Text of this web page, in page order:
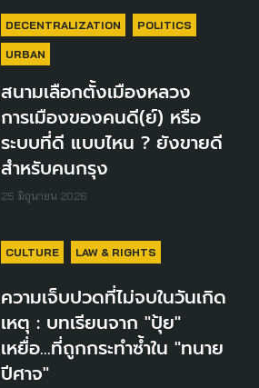
DECENTRALIZATION POLITICS
URBAN
สนามเลือกตั้งเมืองหลวง
การเมืองของคนดี(ย์) หรือ
ระบบที่ดี แบบไหน ? ยังขายดี
สำหรับคนกรุง
25 มิถุนายน 2026
CULTURE LAW & RIGHTS
ความเจ็บปวดที่ไม่จบในวันเกิด
เหตุ : บทเรียนจาก "ปุ้ย"
เหยื่อ...ที่ถูกกระทำซ้ำใน "ทนาย
ปีศาจ"